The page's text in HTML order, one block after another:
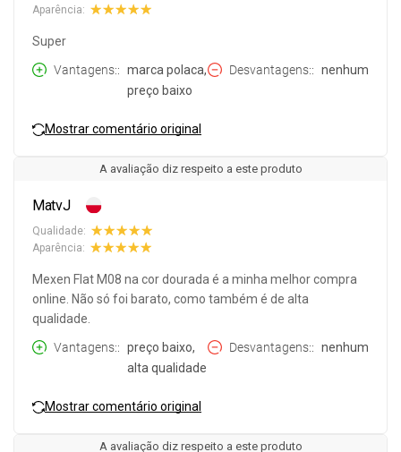
Aparência:
Super
Vantagens:
marca polaca,
preço baixo
Desvantagens: nenhum
Mostrar comentário original
A avaliação diz respeito a este produto
MatvJ
Qualidade:
Aparência:
Mexen Flat M08 na cor dourada é a minha melhor compra
online. Não só foi barato, como também é de alta
qualidade.
Vantagens:
preço baixo,
alta qualidade
Desvantagens: nenhum
Mostrar comentário original
A avaliação diz respeito a este produto